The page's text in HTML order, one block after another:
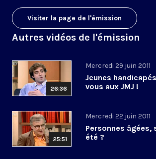
Visiter la page de l'émission
Autres vidéos de l'émission
26:36
Mercredi 29 juin 2011
Jeunes
vous aux JMJ !
25:51
Mercredi 22 juin 2011
Personnes âgées,
été ?